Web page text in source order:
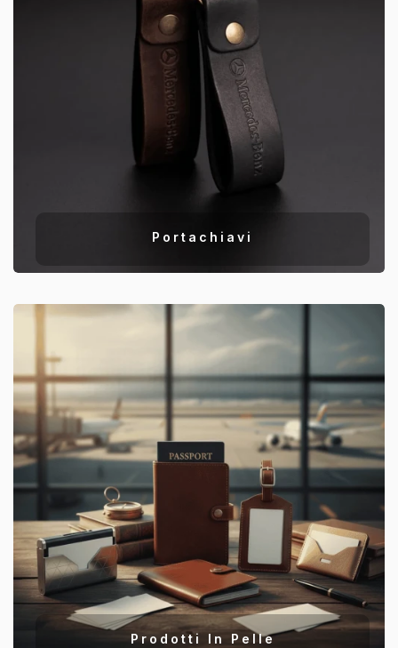
Portachiavi
Prodotti In Pelle